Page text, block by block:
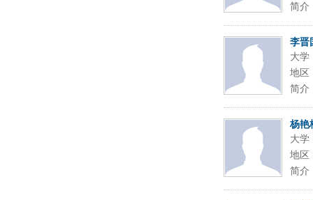
简介
李晋
大学
地区
简介
杨艳
大学
地区
简介